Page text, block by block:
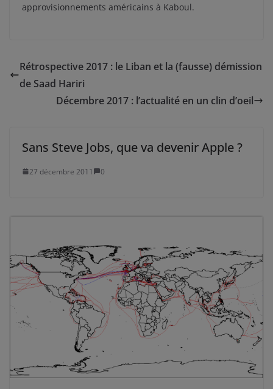
approvisionnements américains à Kaboul.
Rétrospective 2017 : le Liban et la (fausse) démission
de Saad Hariri
Décembre 2017 : l’actualité en un clin d’oeil
Sans Steve Jobs, que va devenir Apple ?
27 décembre 2011 0